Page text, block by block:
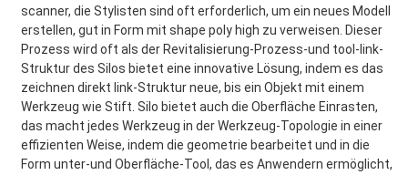
scanner, die Stylisten sind oft erforderlich, um ein neues Modell
erstellen, gut in Form mit shape poly high zu verweisen. Dieser
Prozess wird oft als der Revitalisierung-Prozess-und tool-link-
Struktur des Silos bietet eine innovative Lösung, indem es das
zeichnen direkt link-Struktur neue, bis ein Objekt mit einem
Werkzeug wie Stift. Silo bietet auch die Oberfläche Einrasten,
das macht jedes Werkzeug in der Werkzeug-Topologie in einer
effizienten Weise, indem die geometrie bearbeitet und in die
Form unter-und Oberfläche-Tool, das es Anwendern ermöglicht,